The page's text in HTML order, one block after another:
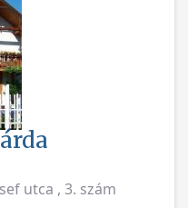
utca , 3. szám